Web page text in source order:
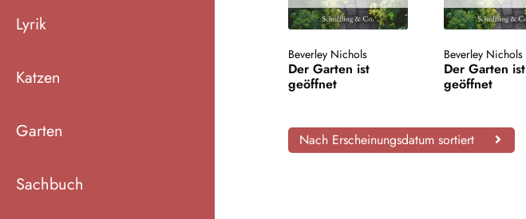
Lyrik
Katzen
Garten
Sachbuch
Beverley Nichols
Der Garten ist
geöffnet
Beverley Nichols
Der Garten ist
geöffnet
Nach Erscheinungsdatum sortiert